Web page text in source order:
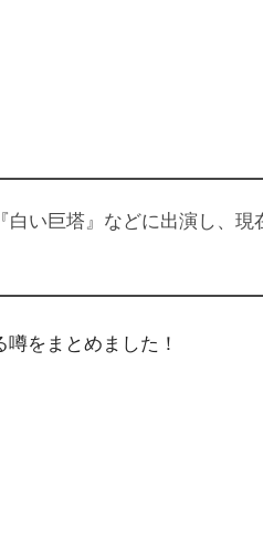
い巨塔』などに出演し、現
をまとめました！